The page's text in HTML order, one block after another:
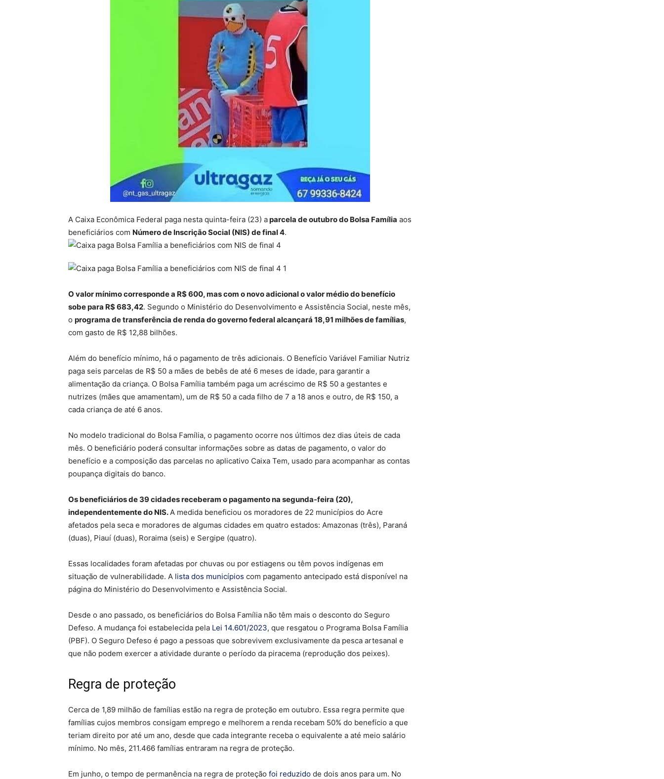
A Caixa Econômica Federal paga nesta quinta-feira (23) aparcela de outubro do Bolsa Família aos
beneficiários com Número de Inscrição Social (NIS) de final 4.
O valor mínimo corresponde a R$ 600, mas com o novo adicional o valor médio do benefício
sobe para R$ 683,42. Segundo o Ministério do Desenvolvimento e Assistência Social, neste mês,
o programa de transferência de renda do governo federal alcançará 18,91 milhões de famílias,
com gasto de R$ 12,88 bilhões.
Além do benefício mínimo, há o pagamento de três adicionais. O Benefício Variável Familiar Nutriz
paga seis parcelas de R$ 50 a mães de bebês de até 6 meses de idade, para garantir a
alimentação da criança. O Bolsa Família também paga um acréscimo de R$ 50 a gestantes e
nutrizes (mães que amamentam), um de R$ 50 a cada filho de 7 a 18 anos e outro, de R$ 150, a
cada criança de até 6 anos.
No modelo tradicional do Bolsa Família, o pagamento ocorre nos últimos dez dias úteis de cada
mês. O beneficiário poderá consultar informações sobre as datas de pagamento, o valor do
benefício e a composição das parcelas no aplicativo Caixa Tem, usado para acompanhar as contas
poupança digitais do banco.
Os beneficiários de 39 cidades receberam o pagamento na segunda-feira (20),
independentemente do NIS.A medida beneficiou os moradores de 22 municípios do Acre
afetados pela seca e moradores de algumas cidades em quatro estados: Amazonas (três), Paraná
(duas), Piauí (duas), Roraima (seis) e Sergipe (quatro).
Essas localidades foram afetadas por chuvas ou por estiagens ou têm povos indígenas em
situação de vulnerabilidade. A lista dos municípios com pagamento antecipado está disponível na
página do Ministério do Desenvolvimento e Assistência Social.
Desde o ano passado, os beneficiários do Bolsa Família não têm mais o desconto do Seguro
Defeso. A mudança foi estabelecida pela Lei 14.601/2023, que resgatou o Programa Bolsa Família
(PBF). O Seguro Defeso é pago a pessoas que sobrevivem exclusivamente da pesca artesanal e
que não podem exercer a atividade durante o período da piracema (reprodução dos peixes).
Regra de proteção
Cerca de 1,89 milhão de famílias estão na regra de proteção em outubro. Essa regra permite que
famílias cujos membros consigam emprego e melhorem a renda recebam 50% do benefício a que
teriam direito por até um ano, desde que cada integrante receba o equivalente a até meio salário
mínimo. No mês, 211.466 famílias entraram na regra de proteção.
Em junho, o tempo de permanência na regra de proteção foi reduzido de dois anos para um. No